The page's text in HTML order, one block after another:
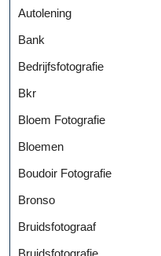
Autolening
Bank
Bedrijfsfotografie
Bkr
Bloem Fotografie
Bloemen
Boudoir Fotografie
Bronso
Bruidsfotograaf
Bruidsfotografie